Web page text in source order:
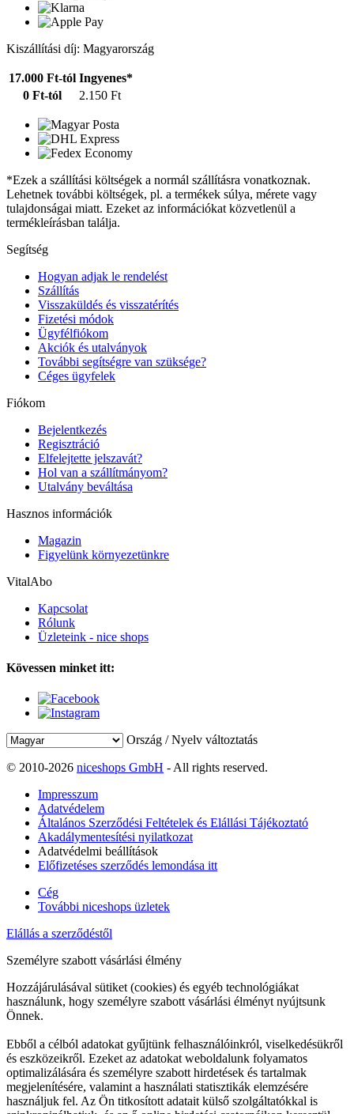
Kiszállítási díj: Magyarország
17.000 Ft-tól Ingyenes*
0 Ft-tól
2.150 Ft
*Ezek a szállítási költségek a normál szállításra vonatkoznak.
Lehetnek további költségek, pl. a termékek súlya, mérete vagy
tulajdonságai miatt. Ezeket az információkat közvetlenül a
termékleírásban találja.
Segítség
Hogyan adjak le rendelést
Szállítás
Visszaküldés és visszatérítés
Fizetési módok
Ügyfélfiókom
Akciók és utalványok
További segítségre van szüksége?
Céges ügyfelek
Fiókom
Bejelentkezés
Regisztráció
Elfelejtette jelszavát?
Hol van a szállítmányom?
Utalvány beváltása
Hasznos információk
Magazin
Figyelünk környezetünkre
VitalAbo
Kapcsolat
Rólunk
Üzleteink - nice shops
Kövessen minket itt:
Ország / Nyelv változtatás
© 2010-2026 niceshops GmbH - All rights reserved.
Impresszum
Adatvédelem
Általános Szerződési Feltételek és Elállási Tájékoztató
Akadálymentesítési nyilatkozat
Adatvédelmi beállítások
Előfizetéses szerződés lemondása itt
Cég
További niceshops üzletek
Elállás a szerződéstől
Személyre szabott vásárlási élmény
Hozzájárulásával sütiket (cookies) és egyéb technológiákat
használunk, hogy személyre szabott vásárlási élményt nyújtsunk
Önnek.
Ebből a célból adatokat gyűjtünk felhasználóinkról, viselkedésükről
és eszközeikről. Ezeket az adatokat weboldalunk folyamatos
optimalizálására és személyre szabott hirdetések és tartalmak
megjelenítésére, valamint a használati statisztikák elemzésére
használjuk fel. Az Ön titkosított adatait külső szolgáltatókkal is